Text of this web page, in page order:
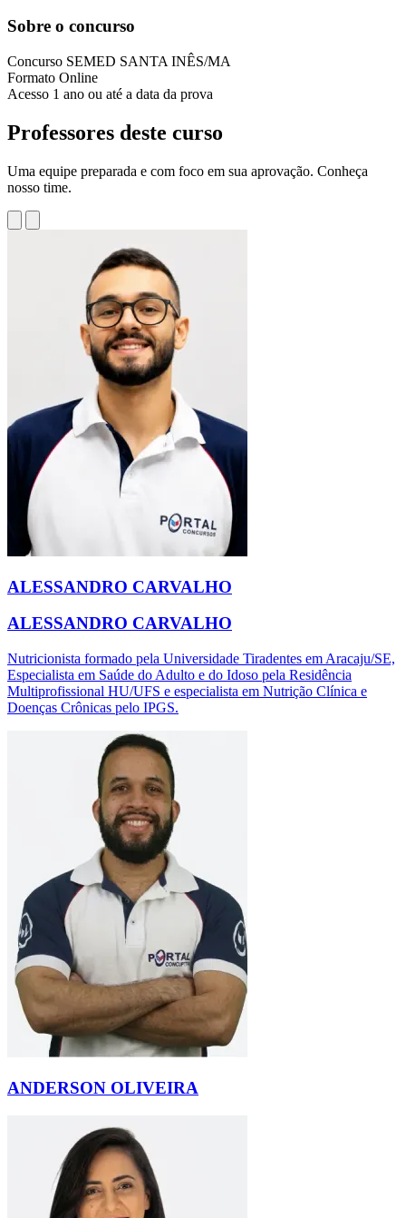
Sobre o concurso
Concurso SEMED SANTA INÊS/MA
Formato Online
Acesso 1 ano ou até a data da prova
Professores deste curso
Uma equipe preparada e com foco em sua aprovação. Conheça
nosso time.
ALESSANDRO CARVALHO
ALESSANDRO CARVALHO
Nutricionista formado pela Universidade Tiradentes em Aracaju/SE,
Especialista em Saúde do Adulto e do Idoso pela Residência
Multiprofissional HU/UFS e especialista em Nutrição Clínica e
Doenças Crônicas pelo IPGS.
ANDERSON OLIVEIRA